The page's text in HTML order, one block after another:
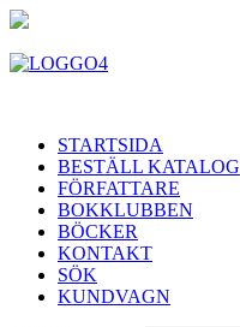
STARTSIDA
BESTÄLL KATALOG
FÖRFATTARE
BOKKLUBBEN
BÖCKER
KONTAKT
SÖK
KUNDVAGN